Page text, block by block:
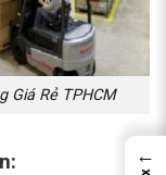
Giá Rẻ TPHCM
←